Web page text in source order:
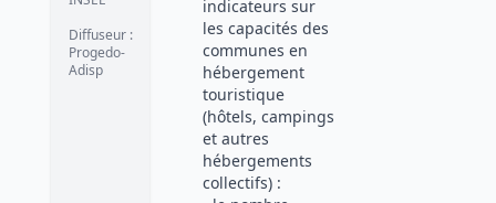
Diffuseur :
Progedo-
Adisp
indicateurs sur
les capacités des
communes en
hébergement
touristique
(hôtels, campings
et autres
hébergements
collectifs) :